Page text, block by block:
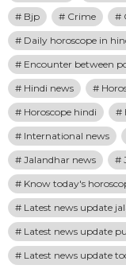
Bjp
Crime
Daily horoscope in
Encounter between
Hindi news
Horoscope hindi
International news
Jalandhar news
Know today's
Latest news update
Latest news update
Latest news update